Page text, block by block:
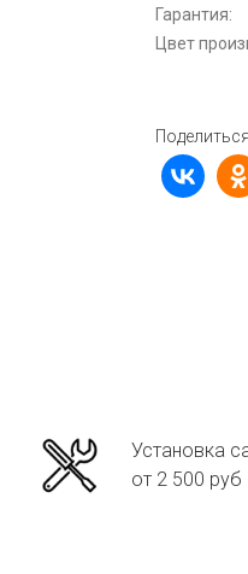
Гарантия:
Цвет
Установка
от 2 500 руб